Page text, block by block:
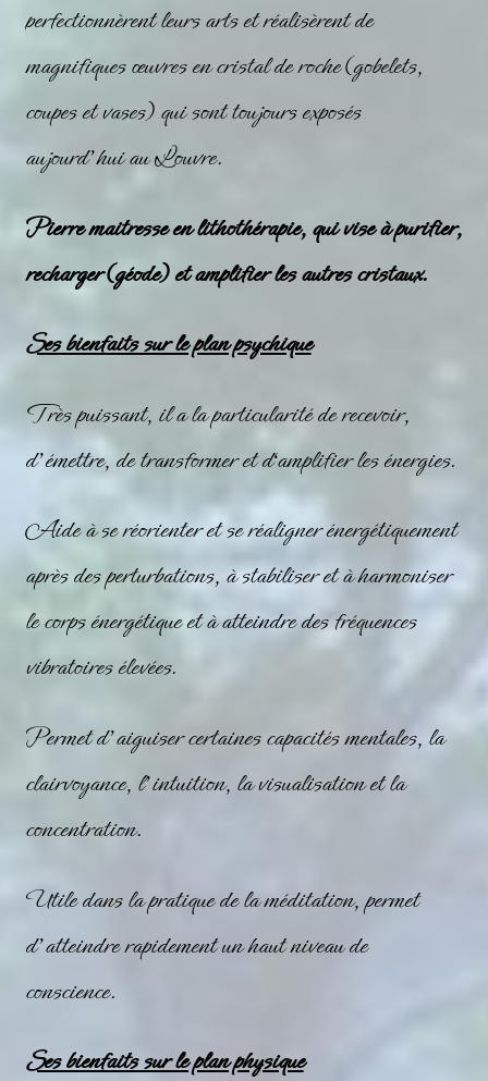
perfectionnèrent leurs arts et réalisèrent de
magnifiques œuvres encristal de roche(gobelets,
coupes et vases) qui sont toujours exposés
aujourd’hui au Louvre.
Pierre maitresse en lithothérapie, qui vise à purifier,
recharger (géode) et amplifier les autres cristaux.
Ses bienfaits sur le plan psychique
Très puissant, il a la particularité de recevoir,
d’émettre, de transformer et d‘amplifier les énergies.
Aide à se réorienter et se réaligner énergétiquement
après des perturbations, à stabiliser et à harmoniser
le corps énergétique et à atteindre des fréquences
vibratoires élevées.
Permet d’aiguiser certaines capacités mentales, la
clairvoyance, l’intuition, la visualisation et la
concentration.
Utile dans la pratique de la méditation, permet
d’atteindre rapidement un haut niveau de
conscience.
Ses bienfaits sur le plan physique